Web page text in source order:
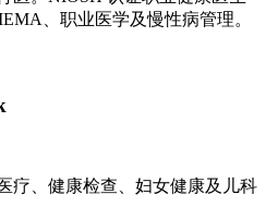
、职业医学及慢性病管理。
疗、健康检查、妇女健康及儿科